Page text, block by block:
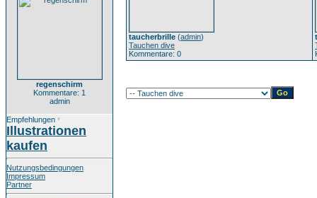
regenschirm
Kommentare: 1
admin
Empfehlungen *
Illustrationen
kaufen
Nutzungsbedingungen
Impressum
Partner
taucherbrille (admin)
Tauchen dive
Kommentare: 0